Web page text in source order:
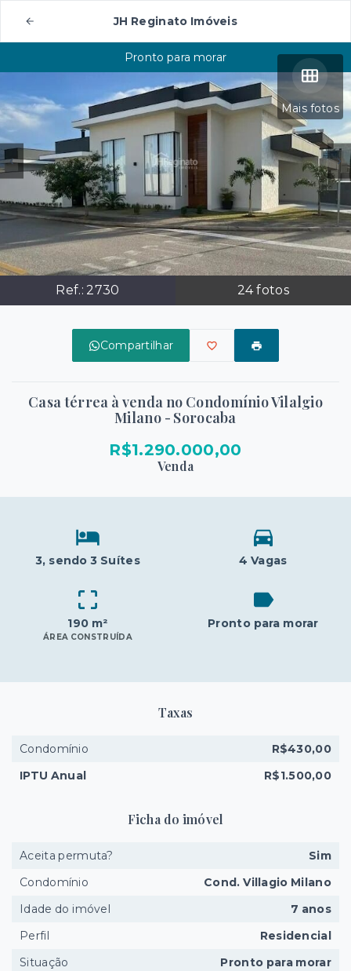
JH Reginato Imóveis
Mais fotos
Ref.: 2730 24fotos
Pronto para morar
Compartilhar
Casa térrea à venda no Condomínio Vilalgio
Milano - Sorocaba
R$1.290.000,00
Venda
3, sendo 3 Suítes 4 Vagas
190 m²
ÁREA CONSTRUÍDA
Pronto para morar
Taxas
Condomínio
R$430,00
IPTU Anual
R$1.500,00
Ficha do imóvel
Aceita permuta?
Sim
Condomínio
Cond. Villagio Milano
Idade do imóvel
7 anos
Perfil
Residencial
Situação
Pronto para morar